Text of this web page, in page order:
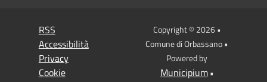
RSS
Accessibilità
Privacy
Cookie
Copyright © 2026 •
Comune di Orbassano •
Powered by
Municipium•